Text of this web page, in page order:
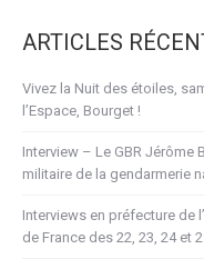
ARTICLES
Vivez la Nuit des étoiles,
l’Espace, Bourget !
Interview – Le GBR Jérôme
militaire de la gendarmerie
Interviews en préfecture de
de France des 22, 23, 24 et